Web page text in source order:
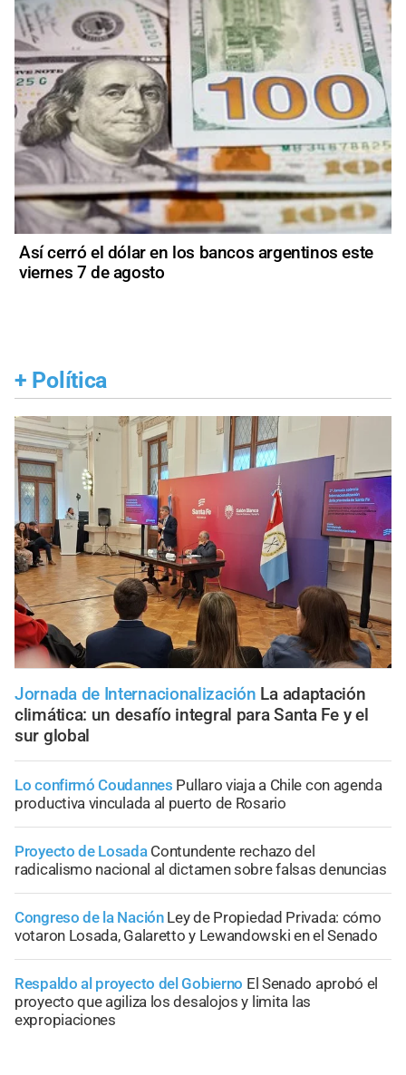
Así cerró el dólar en los bancos argentinos este
viernes 7 de agosto
+ Política
Jornada de Internacionalización La adaptación
climática: un desafío integral para Santa Fe y el
sur global
Lo confirmó Coudannes Pullaro viaja a Chile con agenda
productiva vinculada al puerto de Rosario
Proyecto de Losada Contundente rechazo del
radicalismo nacional al dictamen sobre falsas denuncias
Congreso de la Nación Ley de Propiedad Privada: cómo
votaron Losada, Galaretto y Lewandowski en el Senado
Respaldo al proyecto del Gobierno El Senado aprobó el
proyecto que agiliza los desalojos y limita las
expropiaciones